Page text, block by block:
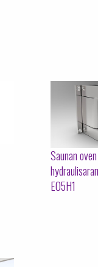
Saunan oven
E05H1